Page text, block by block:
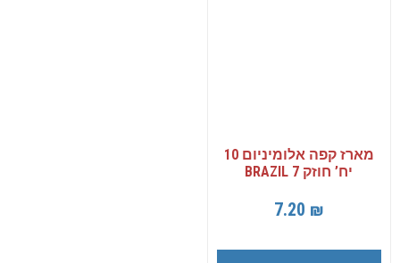
מארז קפה אלומיניום 10
יח’ חוזק 7 BRAZIL
7.20 ₪